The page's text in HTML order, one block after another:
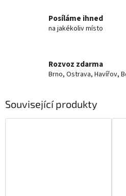
Posíláme ihned
na jakékoliv místo
Rozvoz zdarma
Brno, Ostrava, Havířov,
Související produkty